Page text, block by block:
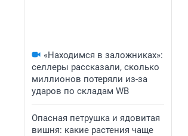
«Находимся в заложниках»:
селлеры рассказали, сколько
миллионов потеряли из-за
ударов по складам WB
Опасная петрушка и ядовитая
вишня: какие растения чаще